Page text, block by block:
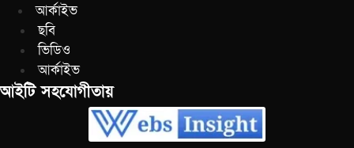
আর্কাইভ
ছবি
ভিডিও
আর্কাইভ
আইটি সহযোগীতায়